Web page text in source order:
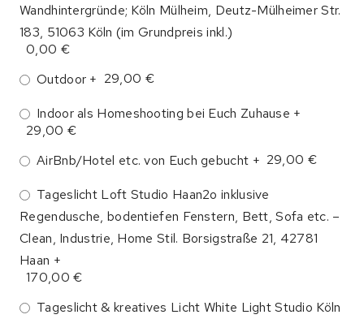
Wandhintergründe; Köln Mülheim, Deutz-Mülheimer Str.
183, 51063 Köln (im Grundpreis inkl.)
0,00 €
Outdoor + 29,00 €
Indoor als Homeshooting bei Euch Zuhause +
29,00 €
AirBnb/Hotel etc. von Euch gebucht + 29,00 €
Tageslicht Loft Studio Haan2o inklusive
Regendusche, bodentiefen Fenstern, Bett, Sofa etc. –
Clean, Industrie, Home Stil. Borsigstraße 21, 42781
Haan +
170,00 €
Tageslicht & kreatives Licht White Light Studio Köln